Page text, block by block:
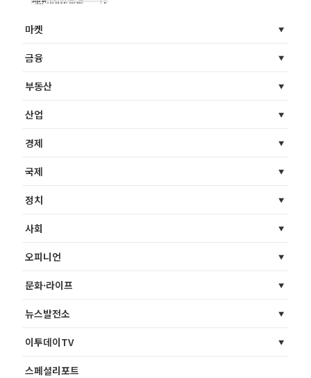
마켓
금융
부동산
산업
경제
국제
정치
사회
오피니언
문화·라이프
뉴스발전소
이투데이TV
스페셜리포트